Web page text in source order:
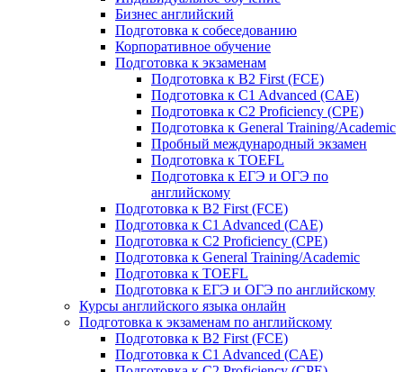
Бизнес английский
Подготовка к собеседованию
Корпоративное обучение
Подготовка к экзаменам
Подготовка к B2 First (FCE)
Подготовка к C1 Advanced (CAE)
Подготовка к C2 Proficiency (CPE)
Подготовка к General Training/Academic
Пробный международный экзамен
Подготовка к TOEFL
Подготовка к ЕГЭ и ОГЭ по
английскому
Подготовка к B2 First (FCE)
Подготовка к C1 Advanced (CAE)
Подготовка к C2 Proficiency (CPE)
Подготовка к General Training/Academic
Подготовка к TOEFL
Подготовка к ЕГЭ и ОГЭ по английскому
Курсы английского языка онлайн
Подготовка к экзаменам по английскому
Подготовка к B2 First (FCE)
Подготовка к C1 Advanced (CAE)